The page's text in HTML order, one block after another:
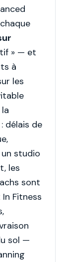
» — et
à
les
délais de
studio
les
sont
Fitness
sol —